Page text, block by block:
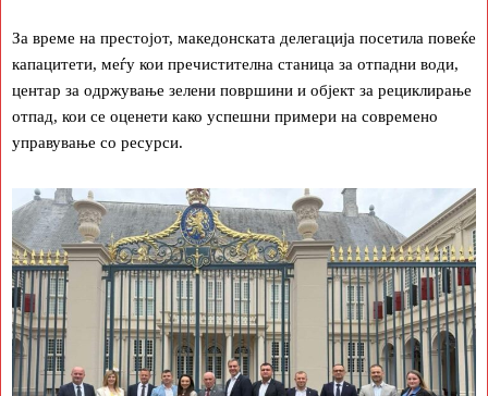
За време на престојот, македонската делегација посетила повеќе
капацитети, меѓу кои пречистителна станица за отпадни води,
центар за одржување зелени површини и објект за рециклирање
отпад, кои се оценети како успешни примери на современо
управување со ресурси.